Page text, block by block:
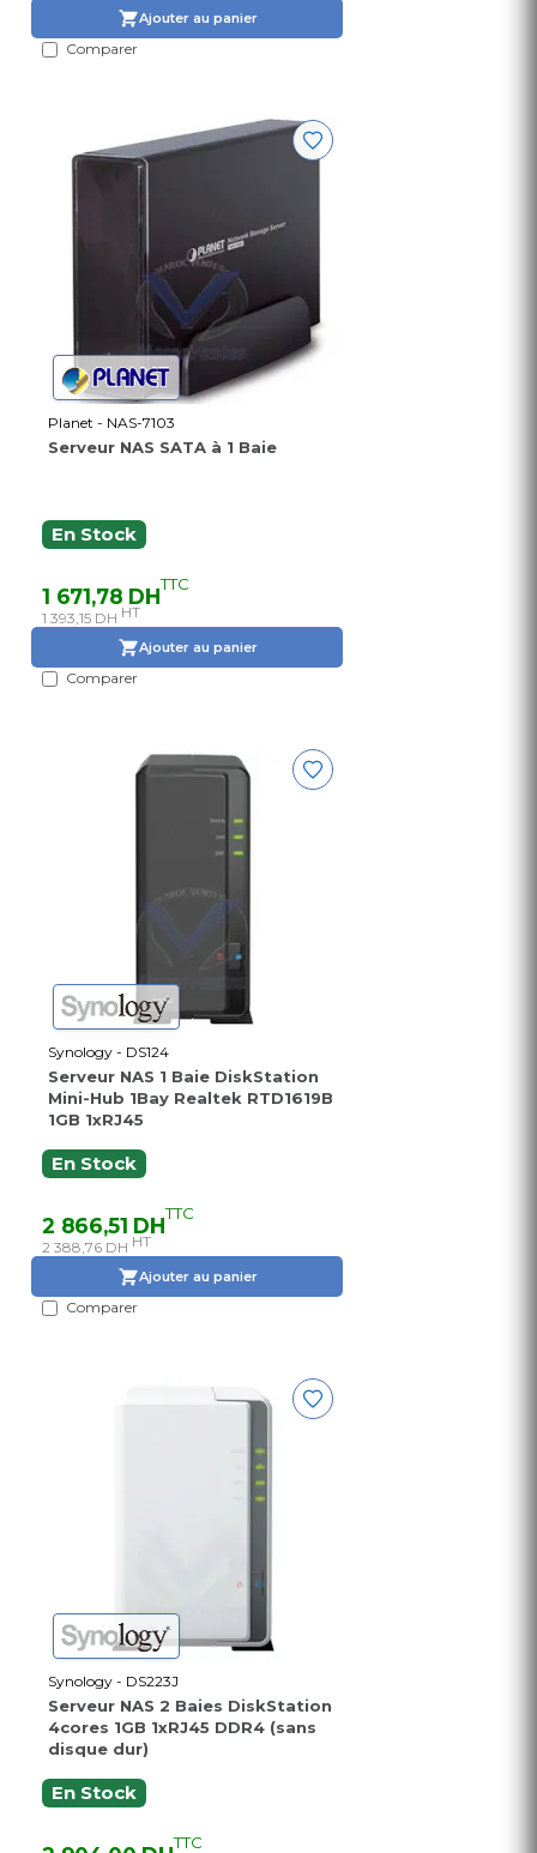
Ajouter au panier
Comparer
Planet - NAS-7103
Serveur NAS SATA à 1 Baie
En Stock
1 671,78 DHTTC
1 393,15 DH HT
Ajouter au panier
Comparer
Synology - DS124
Serveur NAS 1 Baie DiskStation
Mini-Hub 1Bay Realtek RTD1619B
1GB 1xRJ45
En Stock
2 866,51 DHTTC
2 388,76 DH HT
Ajouter au panier
Comparer
Synology - DS223J
Serveur NAS 2 Baies DiskStation
4cores 1GB 1xRJ45 DDR4 (sans
disque dur)
En Stock
TTC